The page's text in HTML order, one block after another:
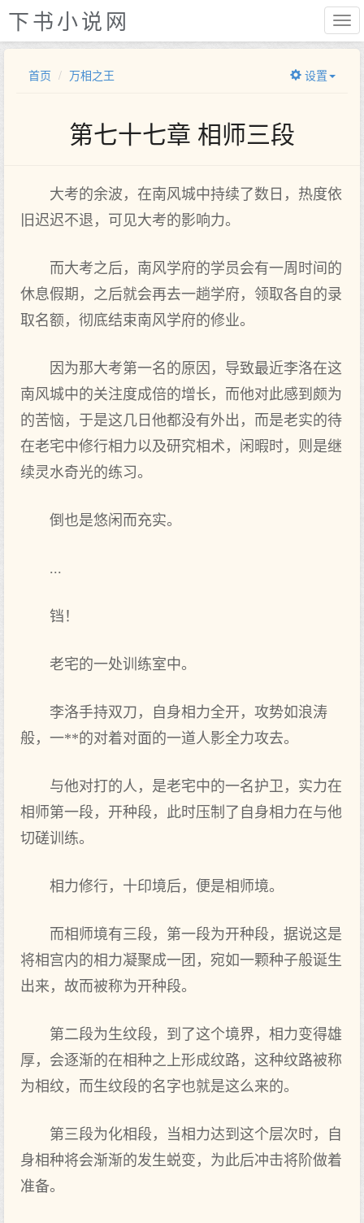
下书小说网
首页 万相之王 设置
第七十七章 相师三段
大考的余波，在南风城中持续了数日，热度依
旧迟迟不退，可见大考的影响力。
而大考之后，南风学府的学员会有一周时间的
休息假期，之后就会再去一趟学府，领取各自的录
取名额，彻底结束南风学府的修业。
因为那大考第一名的原因，导致最近李洛在这
南风城中的关注度成倍的增长，而他对此感到颇为
的苦恼，于是这几日他都没有外出，而是老实的待
在老宅中修行相力以及研究相术，闲暇时，则是继
续灵水奇光的练习。
倒也是悠闲而充实。
...
铛！
老宅的一处训练室中。
李洛手持双刀，自身相力全开，攻势如浪涛
般，一**的对着对面的一道人影全力攻去。
与他对打的人，是老宅中的一名护卫，实力在
相师第一段，开种段，此时压制了自身相力在与他
切磋训练。
相力修行，十印境后，便是相师境。
而相师境有三段，第一段为开种段，据说这是
将相宫内的相力凝聚成一团，宛如一颗种子般诞生
出来，故而被称为开种段。
第二段为生纹段，到了这个境界，相力变得雄
厚，会逐渐的在相种之上形成纹路，这种纹路被称
为相纹，而生纹段的名字也就是这么来的。
第三段为化相段，当相力达到这个层次时，自
身相种将会渐渐的发生蜕变，为此后冲击将阶做着
准备。